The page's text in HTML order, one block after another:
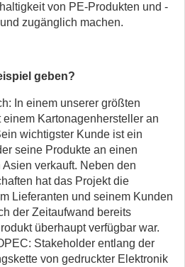
von PE-Produkten und -
zugänglich machen.
geben?
In einem unserer größten
Kartonagenhersteller an
wichtigster Kunde ist ein
seine Produkte an einen
verkauft. Neben den
hat das Projekt die
Lieferanten und seinem Kunden
der Zeitaufwand bereits
überhaupt verfügbar war.
Stakeholder entlang der
von gedruckter Elektronik